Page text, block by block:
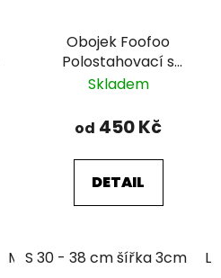
M 35 - 46 cm šířka 3cm
Obojek Foofoo
Polostahovací s
řetízkem - Brown I.
Skladem
od 450 Kč
DETAIL
S 30 - 38 cm šířka 3cm L